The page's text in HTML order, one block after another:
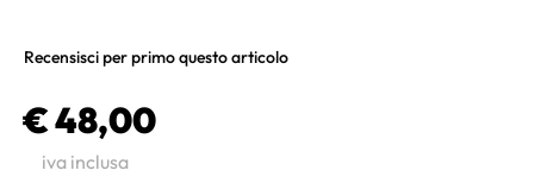
Recensisci per primo questo articolo
€ 48,00
iva inclusa